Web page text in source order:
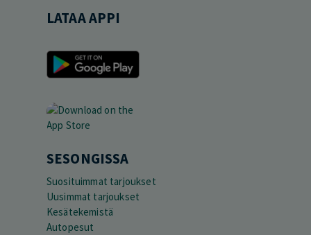
LATAA APPI
SESONGISSA
Suosituimmat tarjoukset
Uusimmat tarjoukset
Kesätekemistä
Autopesut